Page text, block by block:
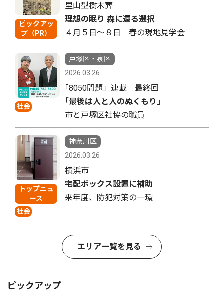
ピックアッ
プ（PR）
里山型樹木葬
理想の眠り 森に還る選択
４月５日〜８日 春の現地見学会
社会
戸塚区・泉区
2026.03.26
｢8050問題」連載 最終回
｢最後は人と人のぬくもり｣
市と戸塚区社協の職員
トップニュ
ース
社会
神奈川区
2026.03.26
横浜市
宅配ボックス設置に補助
来年度、防犯対策の一環
エリア一覧を見る
ピックアップ